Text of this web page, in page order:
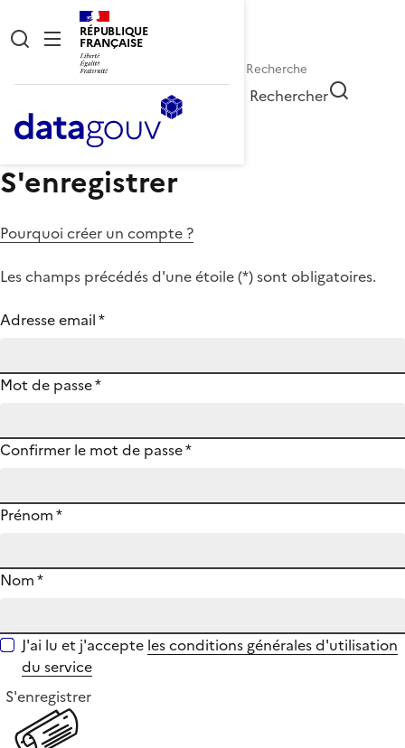
RÉPUBLIQUE
FRANÇAISE
Rechercher
S'enregistrer
Pourquoi créer un compte ?
Les champs précédés d'une étoile (*) sont obligatoires.
Adresse email*
Mot de passe*
Confirmer le mot de passe*
Prénom*
Nom*
J'ai lu et j'accepte les conditions générales d'utilisation
du service
S'enregistrer